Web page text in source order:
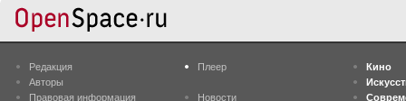
Редакция
Авторы
Правовая информация
Плеер
Новости
Кино